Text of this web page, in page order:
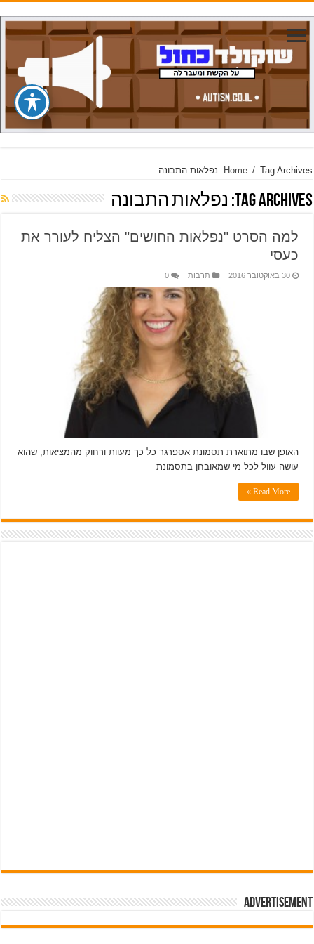
Home / Tag Archives: נפלאות התבונה
Tag Archives: נפלאות התבונה
למה הסרט "נפלאות החושים" הצליח לעורר את
כעסי
30 באוקטובר 2016 תרבות 0
האופן שבו מתוארת תסמונת אספרגר כל כך מעוות ורחוק מהמציאות, שהוא
עושה עוול לכל מי שמאובחן בתסמונת
Read More »
Advertisement